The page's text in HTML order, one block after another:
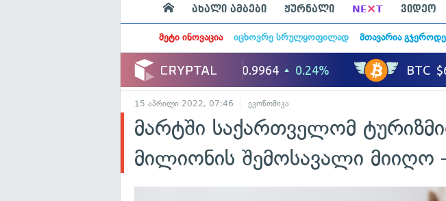
ახალი ამბები ჟურნალი NE×T ვიდეო
მეტი ინოვაცია იცხოვრე სრულყოფილად მთავარია
15 აპრილი 2022, 07:46 ეკონომიკა
მარტში საქართველომ
მილიონის შემოსავალი მიიღო